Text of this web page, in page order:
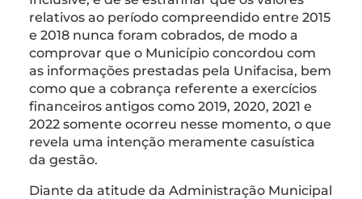
relativos ao período compreendido entre 2015
e 2018 nunca foram cobrados, de modo a
comprovar que o Município concordou com
as informações prestadas pela Unifacisa, bem
como que a cobrança referente a exercícios
financeiros antigos como 2019, 2020, 2021 e
2022 somente ocorreu nesse momento, o que
revela uma intenção meramente casuística
da gestão.
Diante da atitude da Administração Municipal